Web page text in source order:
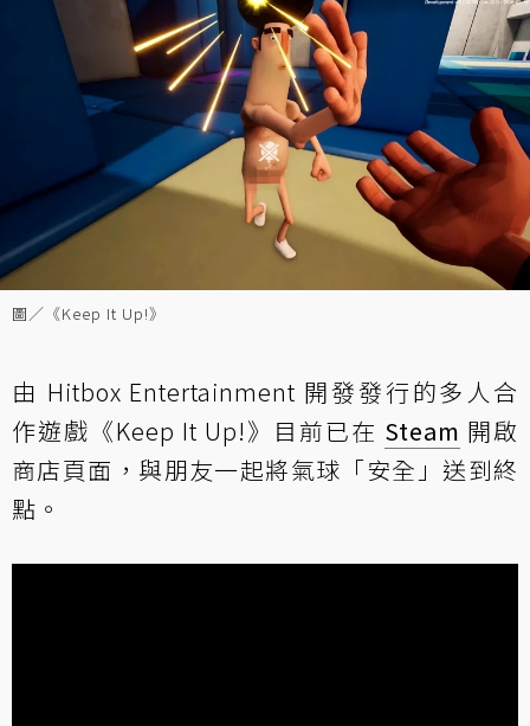
圖／《Keep It Up!》
由 Hitbox Entertainment 開發發行的多人合
作遊戲《Keep It Up!》目前已在 Steam 開啟
商店頁面，與朋友一起將氣球「安全」送到終
點。